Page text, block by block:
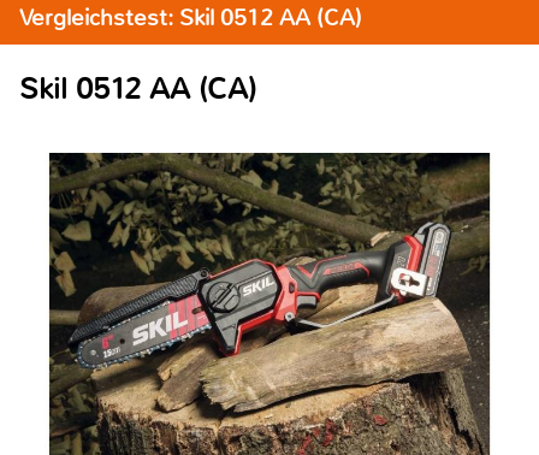
Vergleichstest: Skil 0512 AA (CA)
Skil 0512 AA (CA)